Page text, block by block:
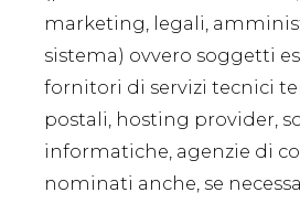
marketing, legali,
sistema) ovvero soggetti
fornitori di servizi tecnici
postali, hosting provider,
informatiche, agenzie di
nominati anche, se